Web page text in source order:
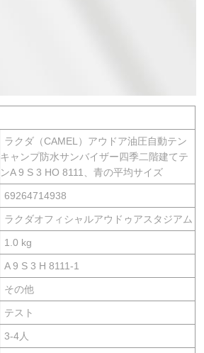
ラクダ（CAMEL）アウドア油圧自動テン
キャンプ防水サンバイザー四季二階建てテ
ンA 9 S 3 HO 8111、青の平均サイズ
69264714938
ラクダオフィシャルアウドゥアスタジアム
1.0 kg
A 9 S 3 H 8111-1
その他
テスト
3-4人